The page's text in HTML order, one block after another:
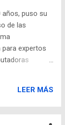
años, puso su
de las
para expertos
y los
Wolfram, que
LEER MÁS